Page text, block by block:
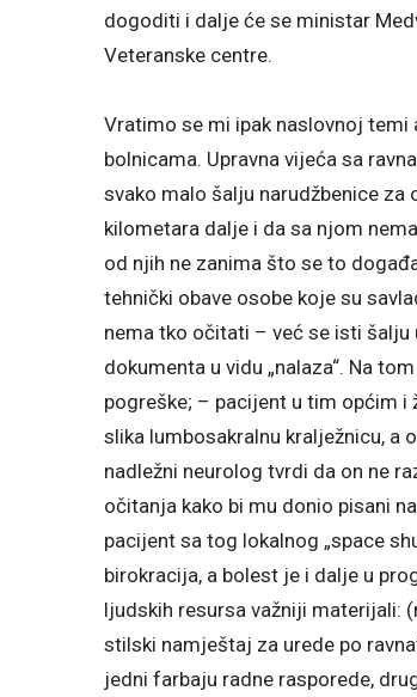
dogoditi i dalje će se ministar
Veteranske centre.
Vratimo se mi ipak naslovnoj temi
bolnicama. Upravna vijeća sa
svako malo šalju narudžbenice
kilometara dalje i da sa njom
od njih ne zanima što se to
tehnički obave osobe koje su
nema tko očitati – već se isti šalju
dokumenta u vidu „nalaza“. Na
pogreške; – pacijent u tim općim i
slika lumbosakralnu kralježnicu, a
nadležni neurolog tvrdi da on ne
očitanja kako bi mu donio pisani
pacijent sa tog lokalnog „space
birokracija, a bolest je i dalje u
ljudskih resursa važniji materijali:
stilski namještaj za urede po
jedni farbaju radne rasporede,